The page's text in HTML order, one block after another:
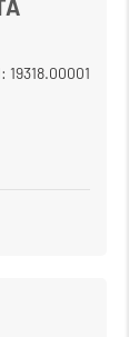
: 19318.00001